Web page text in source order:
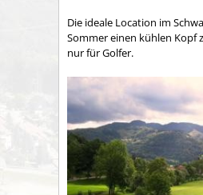
Die ideale Location im
Sommer einen kühlen Kopf
nur für Golfer.